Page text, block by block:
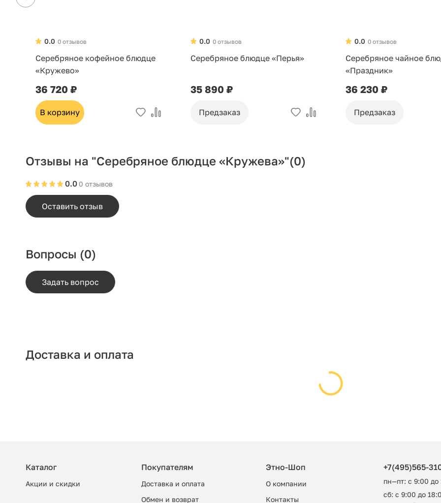
0 отзывов
0.0
Серебряное кофейное блюдце
«Кружево»
36 720 ₽
В корзину
0 отзывов
0.0
Серебряное блюдце «Перья»
35 890 ₽
Предзаказ
0 отзывов
0.0
Серебряное чайное
«Праздник»
36 230 ₽
Предзаказ
Отзывы на "Серебряное блюдце «Кружева»"(0)
0 отзывов
0.0
Оставить отзыв
Вопросы (0)
Задать вопрос
Доставка и оплата
Каталог
Акции и скидки
Покупателям
Доставка и оплата
Обмен и возврат
Этно-Шоп
О компании
Контакты
+7(495)565-
пн—пт: с 9:00 до
сб: с 9:00 до